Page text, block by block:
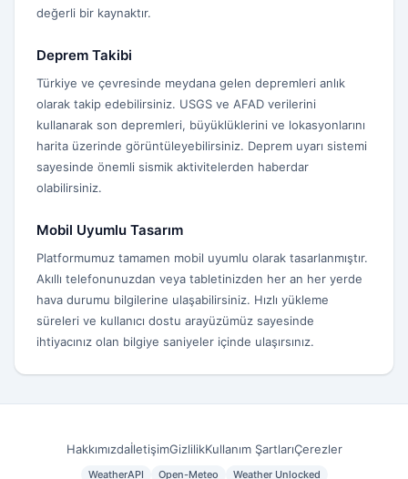
değerli bir kaynaktır.
Deprem Takibi
Türkiye ve çevresinde meydana gelen depremleri anlık
olarak takip edebilirsiniz. USGS ve AFAD verilerini
kullanarak son depremleri, büyüklüklerini ve lokasyonlarını
harita üzerinde görüntüleyebilirsiniz. Deprem uyarı sistemi
sayesinde önemli sismik aktivitelerden haberdar
olabilirsiniz.
Mobil Uyumlu Tasarım
Platformumuz tamamen mobil uyumlu olarak tasarlanmıştır.
Akıllı telefonunuzdan veya tabletinizden her an her yerde
hava durumu bilgilerine ulaşabilirsiniz. Hızlı yükleme
süreleri ve kullanıcı dostu arayüzümüz sayesinde
ihtiyacınız olan bilgiye saniyeler içinde ulaşırsınız.
HakkımızdaİletişimGizlilikKullanım ŞartlarıÇerezler
WeatherAPI Open-Meteo Weather Unlocked